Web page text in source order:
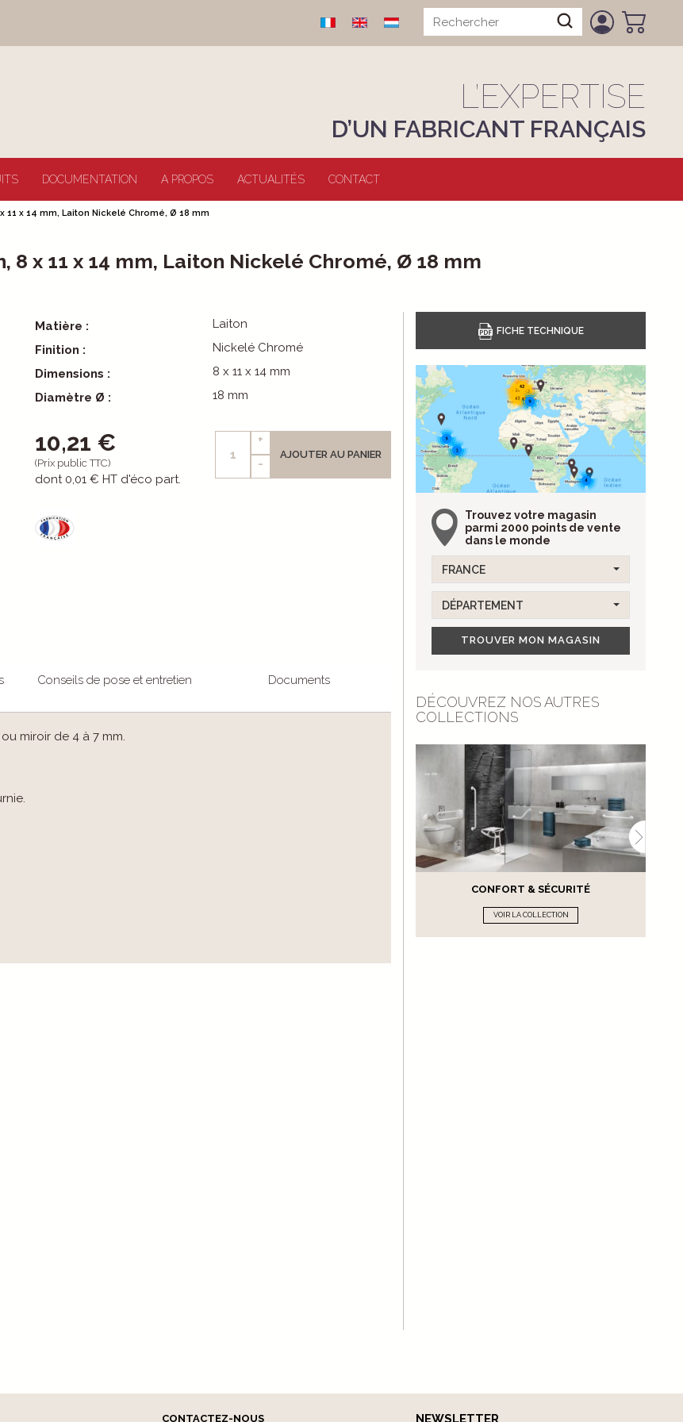
L’EXPERTISE
D’UN FABRICANT FRANÇAIS
DOCUMENTATION A PROPOS ACTUALITÉS CONTACT
x 14 mm, Laiton Nickelé Chromé, Ø 18 mm
x 11 x 14 mm, Laiton Nickelé Chromé, Ø 18 mm
Matière :
Laiton
Finition :
Nickelé Chromé
Dimensions :
8 x 11 x 14 mm
Diamètre Ø :
18 mm
10,21 €
(Prix public TTC)
dont 0,01 € HT d'éco part.
+
-
AJOUTER AU PANIER
Conseils de pose et entretien Documents
miroir de 4 à 7 mm.
Trouvez votre magasin
parmi 2000 points de vente
dans le monde
FRANCE
DÉPARTEMENT
TROUVER MON MAGASIN
DÉCOUVREZ NOS AUTRES
COLLECTIONS
CONFORT & SÉCURITÉ
VOIR LA COLLECTION
CONTACTEZ-NOUS NEWSLETTER